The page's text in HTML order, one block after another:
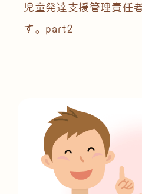
児童発達支援管理責任
す。part2